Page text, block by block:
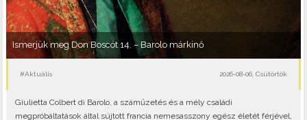
Ismerjük meg Don Boscót 14. – Barolo márkinő
#Aktuális 2026-08-06, Csütörtök
Giulietta Colbert di Barolo, a száműzetés és a mély családi
megpróbáltatások által sújtott francia nemesasszony egész életét férjével,